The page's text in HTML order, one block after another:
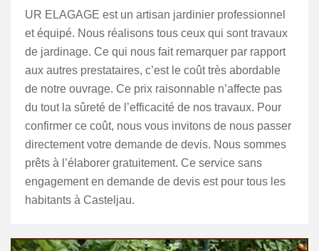
UR ELAGAGE est un artisan jardinier professionnel
et équipé. Nous réalisons tous ceux qui sont travaux
de jardinage. Ce qui nous fait remarquer par rapport
aux autres prestataires, c’est le coût très abordable
de notre ouvrage. Ce prix raisonnable n’affecte pas
du tout la sûreté de l’efficacité de nos travaux. Pour
confirmer ce coût, nous vous invitons de nous passer
directement votre demande de devis. Nous sommes
prêts à l’élaborer gratuitement. Ce service sans
engagement en demande de devis est pour tous les
habitants à Casteljau.